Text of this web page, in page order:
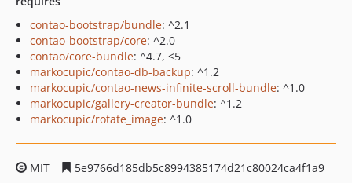
contao-bootstrap/bundle: ^2.1
contao-bootstrap/core: ^2.0
contao/core-bundle: ^4.7, <5
markocupic/contao-db-backup: ^1.2
markocupic/contao-news-infinite-scroll-bundle: ^1.0
markocupic/gallery-creator-bundle: ^1.2
markocupic/rotate_image: ^1.0
MIT
5e9766d185db5c8994385174d21c80024ca4f1a9